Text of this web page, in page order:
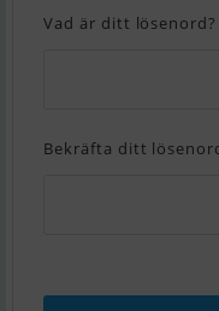
Vad är ditt
Bekräfta ditt